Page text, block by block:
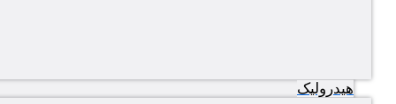
هیدرولیک